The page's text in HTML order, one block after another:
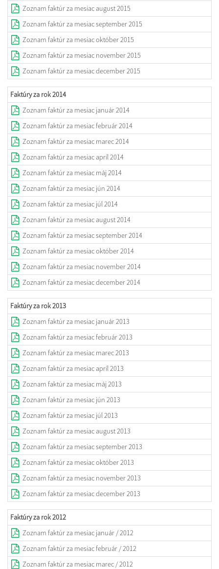
Zoznam faktúr za mesiac august 2015
Zoznam faktúr za mesiac september 2015
Zoznam faktúr za mesiac október 2015
Zoznam faktúr za mesiac november 2015
Zoznam faktúr za mesiac december 2015
Faktúry za rok 2014
Zoznam faktúr za mesiac január 2014
Zoznam faktúr za mesiac február 2014
Zoznam faktúr za mesiac marec 2014
Zoznam faktúr za mesiac apríl 2014
Zoznam faktúr za mesiac máj 2014
Zoznam faktúr za mesiac jún 2014
Zoznam faktúr za mesiac júl 2014
Zoznam faktúr za mesiac august 2014
Zoznam faktúr za mesiac september 2014
Zoznam faktúr za mesiac október 2014
Zoznam faktúr za mesiac november 2014
Zoznam faktúr za mesiac december 2014
Faktúry za rok 2013
Zoznam faktúr za mesiac január 2013
Zoznam faktúr za mesiac február 2013
Zoznam faktúr za mesiac marec 2013
Zoznam faktúr za mesiac apríl 2013
Zoznam faktúr za mesiac máj 2013
Zoznam faktúr za mesiac jún 2013
Zoznam faktúr za mesiac júl 2013
Zoznam faktúr za mesiac august 2013
Zoznam faktúr za mesiac september 2013
Zoznam faktúr za mesiac október 2013
Zoznam faktúr za mesiac november 2013
Zoznam faktúr za mesiac december 2013
Faktúry za rok 2012
Zoznam faktúr za mesiac január / 2012
Zoznam faktúr za mesiac február / 2012
Zoznam faktúr za mesiac marec / 2012